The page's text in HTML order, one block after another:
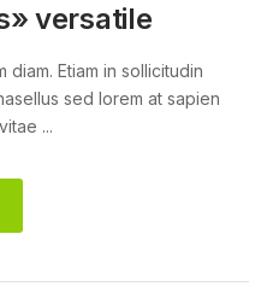
versatile
Etiam in sollicitudin
sed lorem at sapien
...